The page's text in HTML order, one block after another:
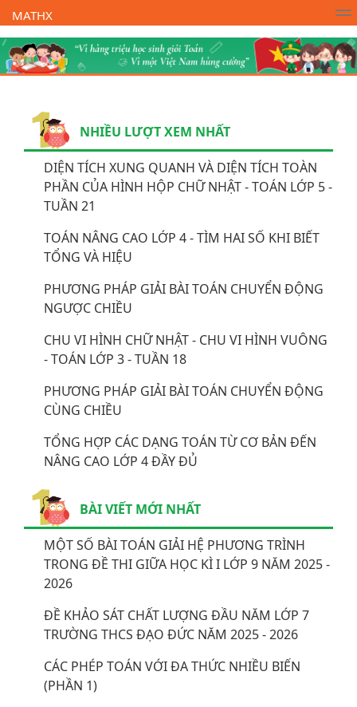
MATHX
Trường Toán Online MATHX Học toán - Lớp 1
NHIỀU LƯỢT XEM NHẤT
DIỆN TÍCH XUNG QUANH VÀ DIỆN TÍCH TOÀN
PHẦN CỦA HÌNH HỘP CHỮ NHẬT - TOÁN LỚP 5 -
TUẦN 21
TOÁN NÂNG CAO LỚP 4 - TÌM HAI SỐ KHI BIẾT
TỔNG VÀ HIỆU
PHƯƠNG PHÁP GIẢI BÀI TOÁN CHUYỂN ĐỘNG
NGƯỢC CHIỀU
CHU VI HÌNH CHỮ NHẬT - CHU VI HÌNH VUÔNG
- TOÁN LỚP 3 - TUẦN 18
PHƯƠNG PHÁP GIẢI BÀI TOÁN CHUYỂN ĐỘNG
CÙNG CHIỀU
TỔNG HỢP CÁC DẠNG TOÁN TỪ CƠ BẢN ĐẾN
NÂNG CAO LỚP 4 ĐẦY ĐỦ
BÀI VIẾT MỚI NHẤT
MỘT SỐ BÀI TOÁN GIẢI HỆ PHƯƠNG TRÌNH
TRONG ĐỀ THI GIỮA HỌC KÌ I LỚP 9 NĂM 2025 -
2026
ĐỀ KHẢO SÁT CHẤT LƯỢNG ĐẦU NĂM LỚP 7
TRƯỜNG THCS ĐẠO ĐỨC NĂM 2025 - 2026
CÁC PHÉP TOÁN VỚI ĐA THỨC NHIỀU BIẾN
(PHẦN 1)